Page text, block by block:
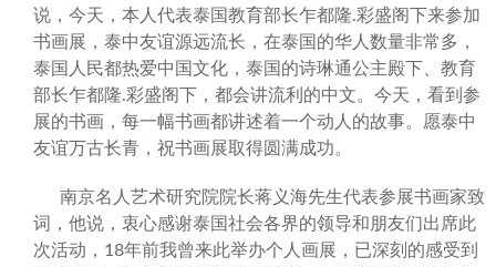
说，今天，本人代表泰国教育部长乍都隆.彩盛阁下来参加
书画展，泰中友谊源远流长，在泰国的华人数量非常多，
泰国人民都热爱中国文化，泰国的诗琳通公主殿下、教育
部长乍都隆.彩盛阁下，都会讲流利的中文。今天，看到参
展的书画，每一幅书画都讲述着一个动人的故事。愿泰中
友谊万古长青，祝书画展取得圆满成功。
南京名人艺术研究院院长蒋义海先生代表参展书画家致
词，他说，衷心感谢泰国社会各界的领导和朋友们出席此
次活动，18年前我曾来此举办个人画展，已深刻的感受到